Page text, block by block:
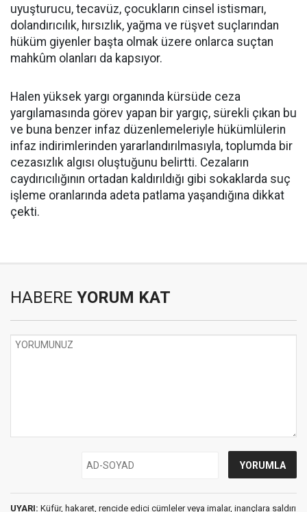
uyuşturucu, tecavüz, çocukların cinsel istismarı,
dolandırıcılık, hırsızlık, yağma ve rüşvet suçlarından
hüküm giyenler başta olmak üzere onlarca suçtan
mahkûm olanları da kapsıyor.
Halen yüksek yargı organında kürsüde ceza
yargılamasında görev yapan bir yargıç, sürekli çıkan bu
ve buna benzer infaz düzenlemeleriyle hükümlülerin
infaz indirimlerinden yararlandırılmasıyla, toplumda bir
cezasızlık algısı oluştuğunu belirtti. Cezaların
caydırıcılığının ortadan kaldırıldığı gibi sokaklarda suç
işleme oranlarında adeta patlama yaşandığına dikkat
çekti.
HABERE YORUM KAT
UYARI: Küfür, hakaret, rencide edici cümleler veya imalar, inançlara saldırı